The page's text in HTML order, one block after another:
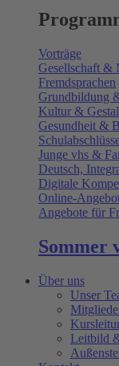
Vorträge
Gesellschaft &
Fremdsprachen
Grundbildung
Kultur &
Gesundheit &
Junge vhs &
Deutsch,
Digitale
Online-
Angebote für
Sommer
Über uns
Unser
Leitbild